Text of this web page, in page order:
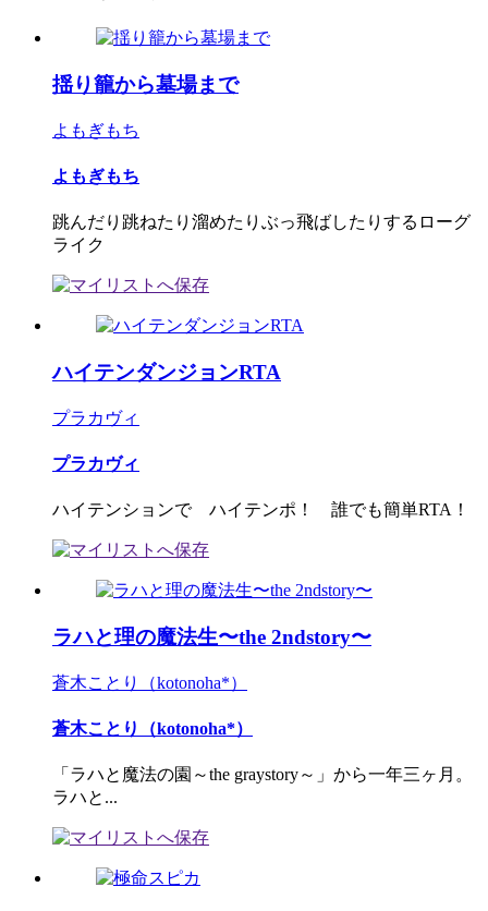
揺り籠から墓場まで
よもぎもち
よもぎもち
跳んだり跳ねたり溜めたりぶっ飛ばしたりするローグ
ライク
ハイテンダンジョンRTA
プラカヴィ
プラカヴィ
ハイテンションで ハイテンポ！ 誰でも簡単RTA！
ラハと理の魔法生〜the 2ndstory〜
蒼木ことり（kotonoha*）
蒼木ことり（kotonoha*）
「ラハと魔法の園～the graystory～」から一年三ヶ月。
ラハと...